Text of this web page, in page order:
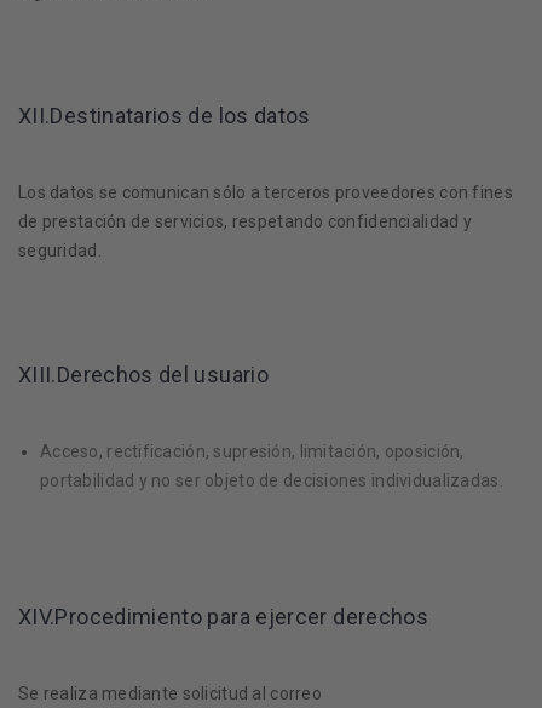
XII.Destinatarios de los datos
Los datos se comunican sólo a terceros proveedores con fines
de prestación de servicios, respetando confidencialidad y
seguridad.
XIII.Derechos del usuario
Acceso, rectificación, supresión, limitación, oposición,
portabilidad y no ser objeto de decisiones individualizadas.
XIV.Procedimiento para ejercer derechos
Se realiza mediante solicitud al correo